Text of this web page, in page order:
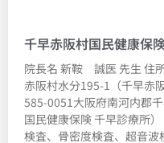
千早赤阪村国民健康保
院長名 新鞍 誠医 先生 住
赤阪村水分195-1（千早赤
585-0051大阪府南河内郡
国民健康保険 千早診療所
検査、骨密度検査、超音